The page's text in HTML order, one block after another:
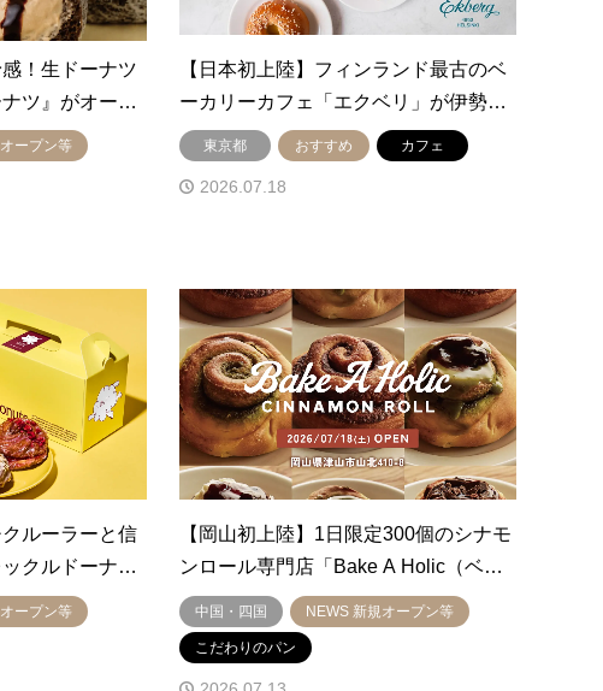
！生ドーナツ
ナツ』がオー…
ープン等
【日本初上陸】フィンランド最古のベ
ーカリーカフェ「エクベリ」が伊勢…
東京都 おすすめ カフェ
2026.07.18
クルーラーと信
ックルドーナ…
ープン等
【岡山初上陸】1日限定300個のシナモ
ンロール専門店「Bake A Holic（ベ…
中国・四国 NEWS 新規オープン等
こだわりのパン